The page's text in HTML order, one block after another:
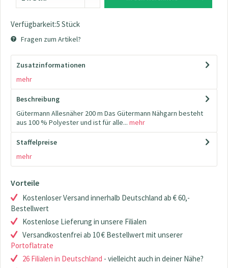
Verfügbarkeit:5 Stück
Fragen zum Artikel?
Zusatzinformationen
mehr
Beschreibung
Gütermann Allesnäher 200 m Das Gütermann Nähgarn besteht
aus 100 % Polyester und ist für alle... mehr
Staffelpreise
mehr
Vorteile
Kostenloser Versand innerhalb Deutschland ab € 60,-
Bestellwert
Kostenlose Lieferung in unsere Filialen
Versandkostenfrei ab 10 € Bestellwert mit unserer
Portoflatrate
26 Filialen in Deutschland - vielleicht auch in deiner Nähe?